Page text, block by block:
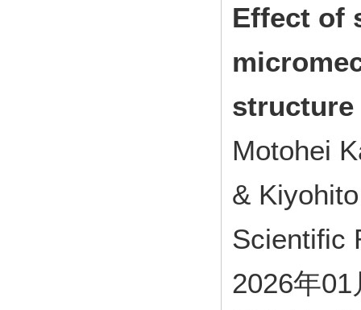
Effect of
structure
Motohei
&
Scientific
2026年